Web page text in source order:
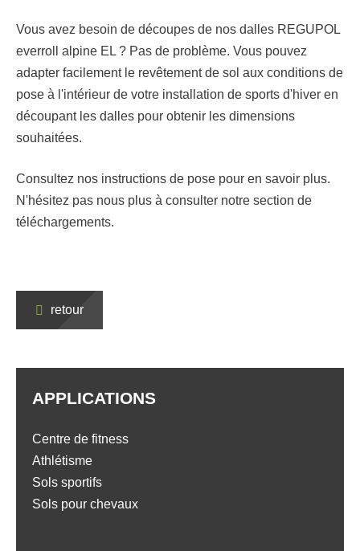
Vous avez besoin de découpes de nos dalles REGUPOL
everroll alpine EL ? Pas de problème. Vous pouvez
adapter facilement le revêtement de sol aux conditions de
pose à l'intérieur de votre installation de sports d'hiver en
découpant les dalles pour obtenir les dimensions
souhaitées.
Consultez nos instructions de pose pour en savoir plus.
N'hésitez pas nous plus à consulter notre section de
téléchargements.
retour
APPLICATIONS
Centre de fitness
Athlétisme
Sols sportifs
Sols pour chevaux